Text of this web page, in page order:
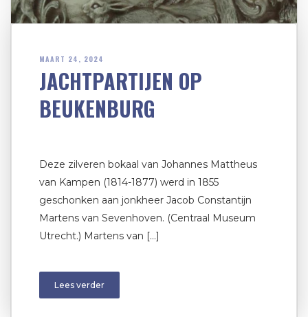
MAART 24, 2024
JACHTPARTIJEN OP
BEUKENBURG
Deze zilveren bokaal van Johannes Mattheus
van Kampen (1814-1877) werd in 1855
geschonken aan jonkheer Jacob Constantijn
Martens van Sevenhoven. (Centraal Museum
Utrecht.) Martens van […]
Lees verder